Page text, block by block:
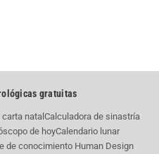
gratuitas
natal Calculadora de sinastría
de hoyCalendario lunar
de conocimiento Human Design